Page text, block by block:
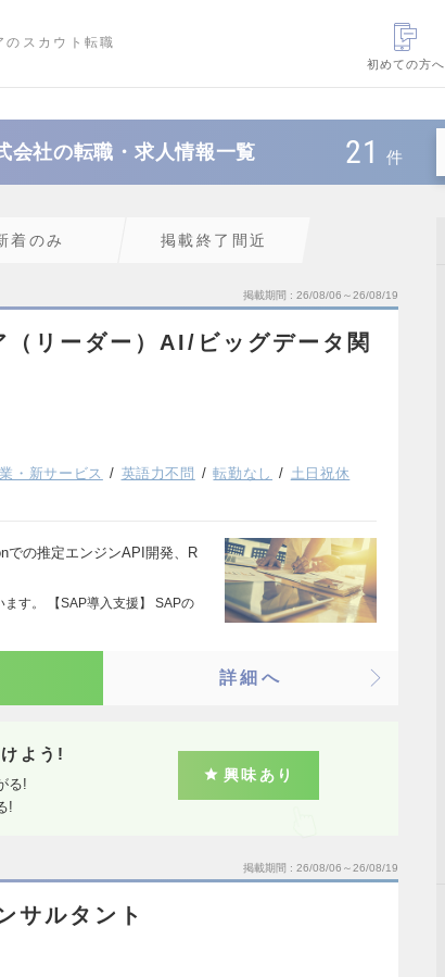
のスカウト転職
初めての方へ
会社の転職・求人情報一覧 21 件
着のみ 掲載終了間近
掲載期間 26/08/06～26/08/19
（リーダー）AI/ビッグデータ関
・新サービス 英語力不問 転勤なし
土日祝休
での推定エンジンAPI開発、R
す。 【SAP導入支援】 SAPの
詳細へ
よう!
る!
!
興味あり
掲載期間 26/08/06～26/08/19
サルタント